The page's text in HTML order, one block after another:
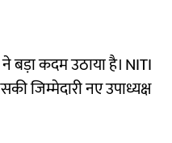
बड़ा कदम उठाया है। NITI
जिम्मेदारी नए उपाध्यक्ष